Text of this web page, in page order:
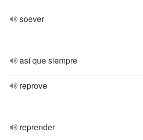
soever
así que siempre
reprove
reprender